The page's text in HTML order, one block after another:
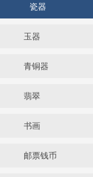
瓷器
玉器
青铜器
翡翠
书画
邮票钱币